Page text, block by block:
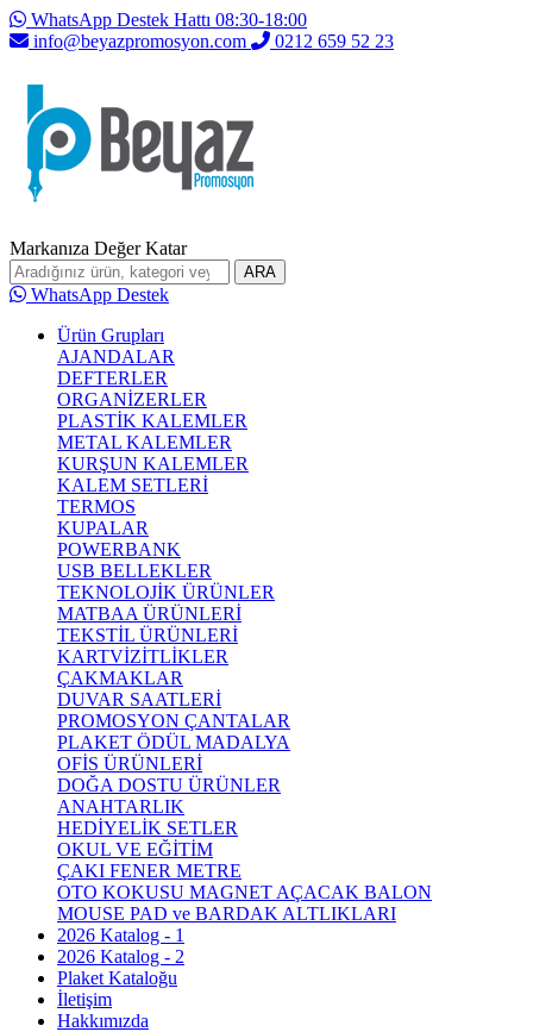
WhatsApp Destek Hattı 08:30-18:00
info@beyazpromosyon.com
0212 659 52 23
Markanıza Değer Katar
ARA
WhatsApp Destek
Ürün Grupları
AJANDALAR
DEFTERLER
ORGANİZERLER
PLASTİK KALEMLER
METAL KALEMLER
KURŞUN KALEMLER
KALEM SETLERİ
TERMOS
KUPALAR
POWERBANK
USB BELLEKLER
TEKNOLOJİK ÜRÜNLER
MATBAA ÜRÜNLERİ
TEKSTİL ÜRÜNLERİ
KARTVİZİTLİKLER
ÇAKMAKLAR
DUVAR SAATLERİ
PROMOSYON ÇANTALAR
PLAKET ÖDÜL MADALYA
OFİS ÜRÜNLERİ
DOĞA DOSTU ÜRÜNLER
ANAHTARLIK
HEDİYELİK SETLER
OKUL VE EĞİTİM
ÇAKI FENER METRE
OTO KOKUSU MAGNET AÇACAK BALON
MOUSE PAD ve BARDAK ALTLIKLARI
2026 Katalog - 1
2026 Katalog - 2
Plaket Kataloğu
İletişim
Hakkımızda